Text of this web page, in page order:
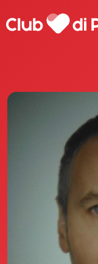
Scopri Club
Le
La
Annunci
Agenzia